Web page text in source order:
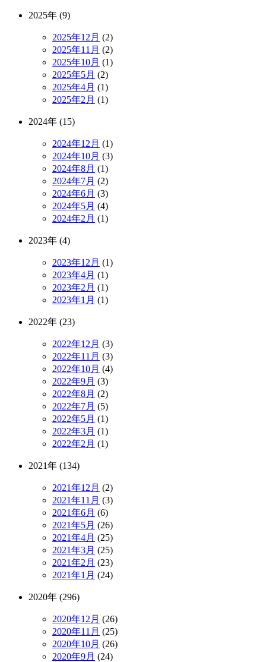
2025年 (9)
2025年12月 (2)
2025年11月 (2)
2025年10月 (1)
2025年5月 (2)
2025年4月 (1)
2025年2月 (1)
2024年 (15)
2024年12月 (1)
2024年10月 (3)
2024年8月 (1)
2024年7月 (2)
2024年6月 (3)
2024年5月 (4)
2024年2月 (1)
2023年 (4)
2023年12月 (1)
2023年4月 (1)
2023年2月 (1)
2023年1月 (1)
2022年 (23)
2022年12月 (3)
2022年11月 (3)
2022年10月 (4)
2022年9月 (3)
2022年8月 (2)
2022年7月 (5)
2022年5月 (1)
2022年3月 (1)
2022年2月 (1)
2021年 (134)
2021年12月 (2)
2021年11月 (3)
2021年6月 (6)
2021年5月 (26)
2021年4月 (25)
2021年3月 (25)
2021年2月 (23)
2021年1月 (24)
2020年 (296)
2020年12月 (26)
2020年11月 (25)
2020年10月 (26)
2020年9月 (24)